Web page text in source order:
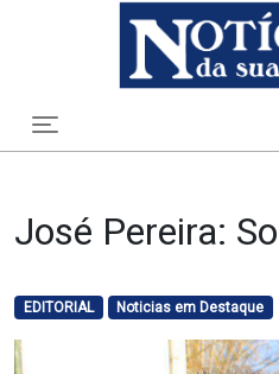
Toggle navigation
José Pereira:
EDITORIAL Noticias em Destaque